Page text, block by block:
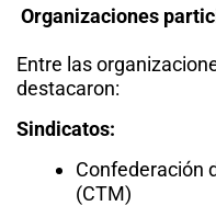
Organizaciones
Entre las
destacaron:
Sindicatos:
Confederación
(CTM)